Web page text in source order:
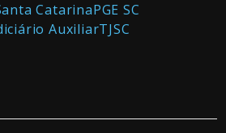
CatarinaPGE SC
AuxiliarTJSC